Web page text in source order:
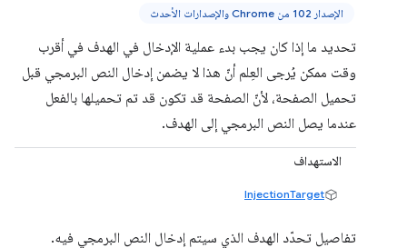
الإصدار 102 من Chrome والإصدارات الأحدث
تحديد ما إذا كان يجب بدء عملية الإدخال في الهدف في أقرب
وقت ممكن يُرجى العِلم أنّ هذا لا يضمن إدخال النص البرمجي قبل
تحميل الصفحة، لأنّ الصفحة قد تكون قد تم تحميلها بالفعل
عندما يصل النص البرمجي إلى الهدف.
الاستهداف
InjectionTarget
تفاصيل تحدّد الهدف الذي سيتم إدخال النص البرمجي فيه.